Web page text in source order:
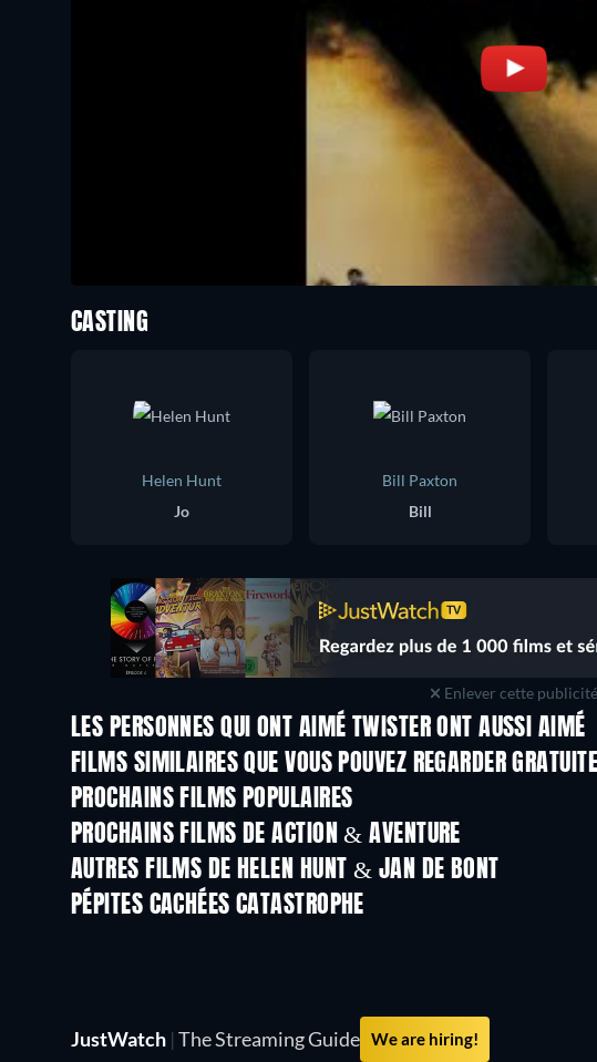
CASTING
Helen Hunt
Jo
Bill Paxton
Bill
Enlever cette publicité
LES PERSONNES QUI ONT AIMÉ TWISTER ONT AUSSI AIMÉ
FILMS SIMILAIRES QUE VOUS POUVEZ REGARDER
PROCHAINS FILMS POPULAIRES
PROCHAINS FILMS DE ACTION & AVENTURE
AUTRES FILMS DE HELEN HUNT & JAN DE BONT
PÉPITES CACHÉES CATASTROPHE
JustWatch | The Streaming Guide We are hiring!